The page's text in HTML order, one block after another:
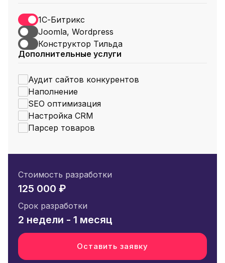
1С-Битрикс
Joomla, Wordpress
Конструктор Тильда
Дополнительные услуги
Аудит сайтов конкурентов
Наполнение
SEO оптимизация
Настройка CRM
Парсер товаров
Стоимость разработки
125 000 ₽
Срок разработки
2 недели - 1 месяц
Оставить заявку